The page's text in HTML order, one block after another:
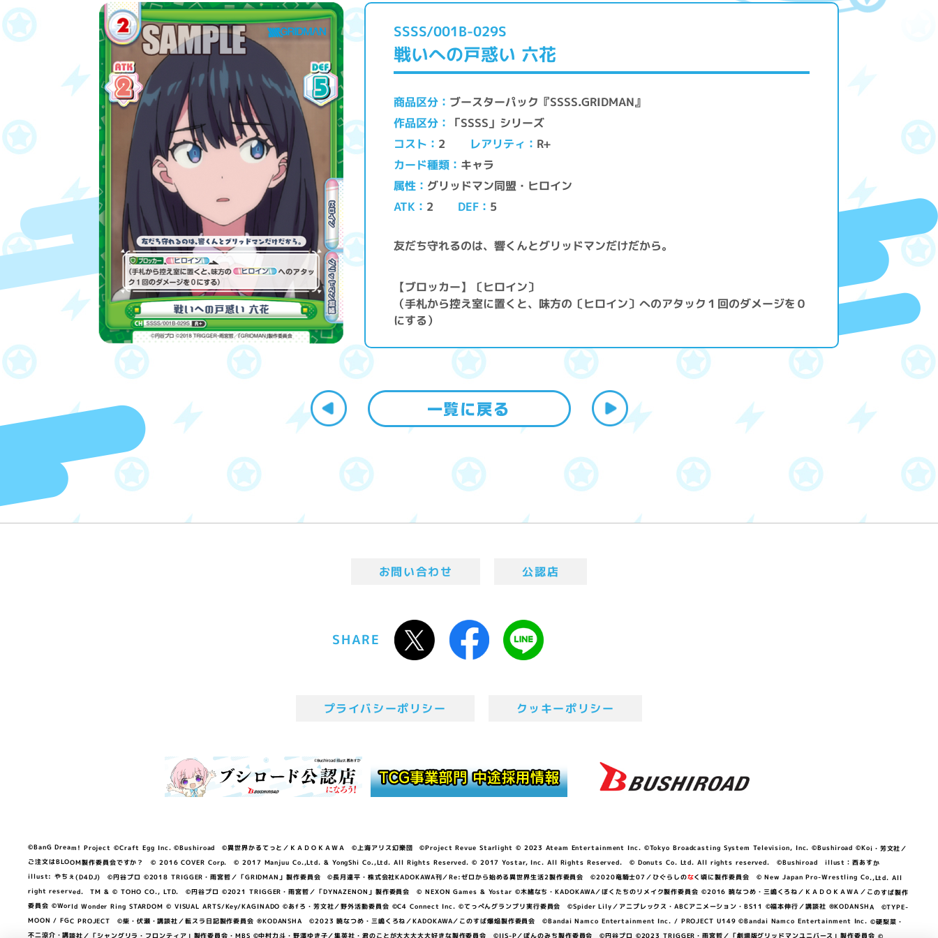
SSSS/001B-029S
戦いへの戸惑い 六花
商品区分 ブースターパック『SSSS.GRIDMAN』
作品区分 「SSSS」シリーズ
コスト 2 レアリティ R+
カード種類 キャラ
属性 グリッドマン同盟・ヒロイン
ATK 2 DEF 5
友だち守れるのは、響くんとグリッドマンだけだから。
【ブロッカー】〔ヒロイン〕
（手札から控え室に置くと、味方の〔ヒロイン〕へのアタック１回のダメージを０
にする）
お問い合わせ 公認店
SHARE
プライバシーポリシー クッキーポリシー
©BanG Dream! Project ©Craft Egg Inc. ©Bushiroad ©異世界かるてっと／ＫＡＤＯＫＡＷＡ ©上海アリス幻樂団 ©Project Revue Starlight © 2023 Ateam Entertainment Inc. ©Tokyo Broadcasting System Television, Inc. ©Bushiroad ©Koi・芳文社／
ご注文はBLOOM製作委員会ですか？ © 2016 COVER Corp. © 2017 Manjuu Co.,Ltd. & YongShi Co.,Ltd. All Rights Reserved. © 2017 Yostar, Inc. All Rights Reserved. © Donuts Co. Ltd. All rights reserved. ©Bushiroad illust：西あすか
illust: やちぇ(D4DJ) ©円谷プロ ©2018 TRIGGER・雨宮哲／「GRIDMAN」製作委員会 ©長月達平・株式会社KADOKAWA刊／Re:ゼロから始める異世界生活2製作委員会 ©2020竜騎士07／ひぐらしのなく頃に製作委員会 © New Japan Pro-Wrestling Co.,Ltd. All
right reserved. TM & © TOHO CO., LTD. ©円谷プロ ©2021 TRIGGER・雨宮哲／「DYNAZENON」製作委員会 © NEXON Games & Yostar ©木緒なち・KADOKAWA／ぼくたちのリメイク製作委員会 ©2016 暁なつめ・三嶋くろね／ＫＡＤＯＫＡＷＡ／このすば製作
委員会 ©World Wonder Ring STARDOM © VISUAL ARTS/Key/KAGINADO ©あfろ・芳文社／野外活動委員会 ©C4 Connect Inc. ©てっぺんグランプリ実行委員会 ©Spider Lily／アニプレックス・ABCアニメーション・BS11 ©福本伸行／講談社 ®KODANSHA ©TYPE-
MOON / FGC PROJECT ©柴・伏瀬・講談社／転スラ日記製作委員会 ®KODANSHA ©2023 暁なつめ・三嶋くろね／KADOKAWA／このすば爆焔製作委員会 ©Bandai Namco Entertainment Inc. / PROJECT U149 ©Bandai Namco Entertainment Inc. ©硬梨菜・
不二涼介・講談社／「シャングリラ・フロンティア」製作委員会・MBS ©中村力斗・野澤ゆき子／集英社・君のことが大大大大大好きな製作委員会 ©IIS-P／ぽんのみち製作委員会 ©円谷プロ ©2023 TRIGGER・雨宮哲／「劇場版グリッドマンユニバース」製作委員会 ©